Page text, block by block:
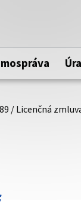
/ Licenčná